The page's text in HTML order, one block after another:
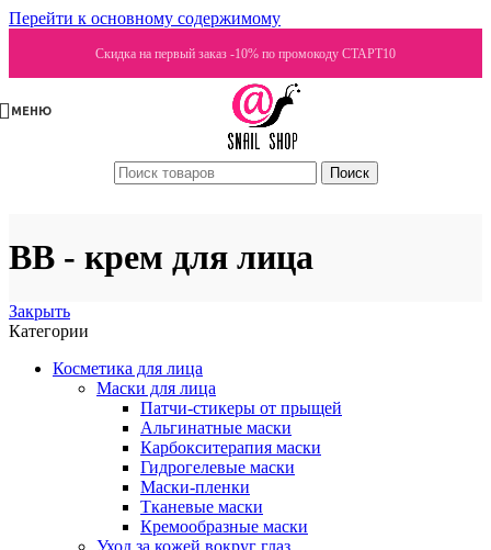
Перейти к основному содержимому
Скидка на первый заказ -10% по промокоду СТАРТ10
МЕНЮ
Поиск
ВВ - крем для лица
Закрыть
Категории
Косметика для лица
Маски для лица
Патчи-стикеры от прыщей
Альгинатные маски
Карбокситерапия маски
Гидрогелевые маски
Маски-пленки
Тканевые маски
Кремообразные маски
Уход за кожей вокруг глаз